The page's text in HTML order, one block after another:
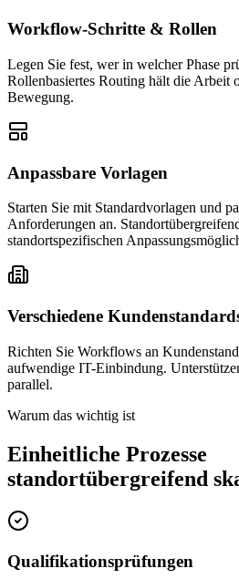
Workflow-Schritte & Rollen
Legen Sie fest, wer in welcher Phase
Rollenbasiertes Routing hält die Arbeit
Bewegung.
Anpassbare Vorlagen
Starten Sie mit Standardvorlagen und
Anforderungen an.
standortspezifischen
Verschiedene
Richten Sie Workflows an
aufwendige IT-Einbindung.
parallel.
Warum das wichtig ist
Einheitliche Prozesse
standortübergreifend
Qualifikationsprüfungen